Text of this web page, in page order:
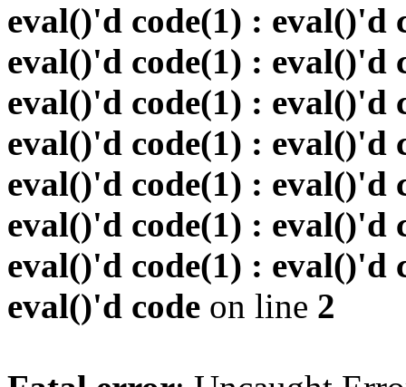
eval()'d code(1) : eval()'d
eval()'d code(1) : eval()'d
eval()'d code(1) : eval()'d
eval()'d code(1) : eval()'d
eval()'d code(1) : eval()'d
eval()'d code(1) : eval()'d
eval()'d code(1) : eval()'d
eval()'d code on line 2